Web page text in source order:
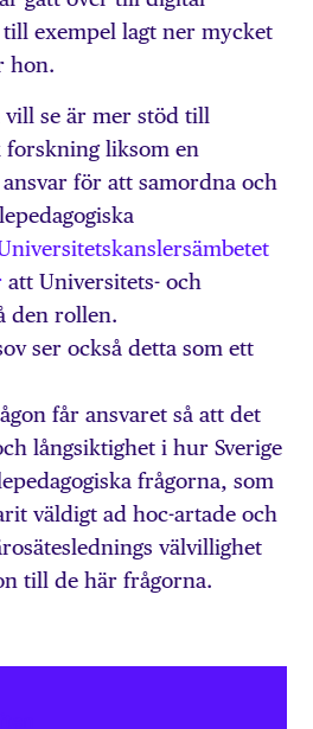
exempel lagt ner mycket
hon.
se är mer stöd till
forskning liksom en
för att samordna och
att Universitets- och
den rollen.
ser också detta som ett
får ansvaret så att det
långsiktighet i hur Sverige
frågorna, som
väldigt ad hoc-artade och
välvillighet
till de här frågorna.